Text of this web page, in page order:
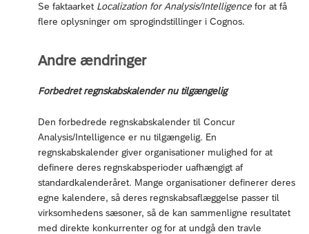
Se faktaarket Localization for Analysis/Intelligence for at få
flere oplysninger om sprogindstillinger i Cognos.
Andre ændringer
Forbedret regnskabskalender nu tilgængelig
Den forbedrede regnskabskalender til Concur
Analysis/Intelligence er nu tilgængelig. En
regnskabskalender giver organisationer mulighed for at
definere deres regnskabsperioder uafhængigt af
standardkalenderåret. Mange organisationer definerer deres
egne kalendere, så deres regnskabsaflæggelse passer til
virksomhedens sæsoner, så de kan sammenligne resultatet
med direkte konkurrenter og for at undgå den travle